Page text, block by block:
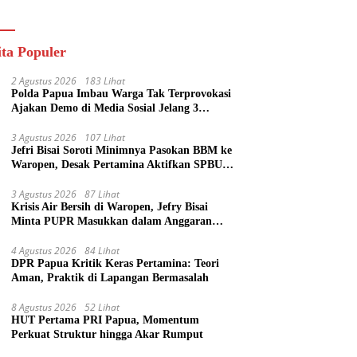
Populer
2 Agustus 2026 183 Lihat
Polda Papua Imbau Warga Tak Terprovokasi
Ajakan Demo di Media Sosial Jelang 3
3 Agustus 2026 107 Lihat
Jefri Bisai Soroti Minimnya Pasokan BBM ke
Waropen, Desak Pertamina Aktifkan SPBU
3 Agustus 2026 87 Lihat
Krisis Air Bersih di Waropen, Jefry Bisai
Minta PUPR Masukkan dalam Anggaran
4 Agustus 2026 84 Lihat
DPR Papua Kritik Keras Pertamina: Teori
Aman, Praktik di Lapangan Bermasalah
8 Agustus 2026 52 Lihat
HUT Pertama PRI Papua, Momentum
Perkuat Struktur hingga Akar Rumput